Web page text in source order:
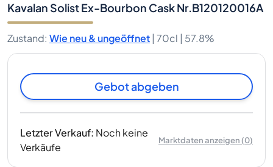
Kavalan Solist Ex-Bourbon Cask Nr.B120120016A
Zustand: Wie neu & ungeöffnet | 70cl | 57.8%
Gebot abgeben
Letzter Verkauf: Noch keine
Verkäufe
Marktdaten anzeigen (0)